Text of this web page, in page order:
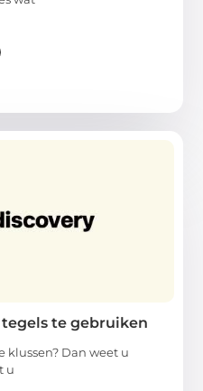
te gebruiken
klussen? Dan weet u
u